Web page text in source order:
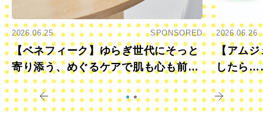
2026.06.25 SPONSORED
【ベネフィーク】ゆらぎ世代にそっと
寄り添う、めぐるケアで肌も心も前向
きに
2026.06.26
【アムジ
したら
すか？